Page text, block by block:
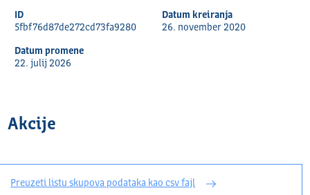
ID
5fbf76d87de272cd73fa9280
Datum kreiranja
26. november 2020
Datum promene
22. julij 2026
Akcije
Preuzeti listu skupova podataka kao csv fajl